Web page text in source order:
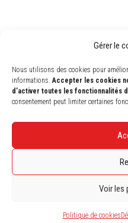
Gérer le
Nous utilisons des cookies pour
informations.Accepter les cookies
d’activer toutes les fonctionnalités
consentement peut limiter certaines
Voir les
Politique de cookies
SENDRA GES - Groupement
00028 - Code APE 9499Z | - 25